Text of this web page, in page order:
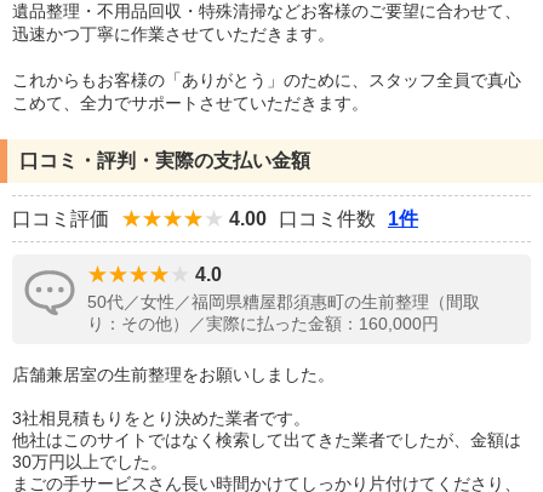
遺品整理・不用品回収・特殊清掃などお客様のご要望に合わせて、
迅速かつ丁寧に作業させていただきます。
これからもお客様の「ありがとう」のために、スタッフ全員で真心
こめて、全力でサポートさせていただきます。
口コミ・評判・実際の支払い金額
口コミ評価 4.00 口コミ件数 1件
4.0
50代／女性／福岡県糟屋郡須惠町の生前整理（間取
り：その他）／実際に払った金額：160,000円
店舗兼居室の生前整理をお願いしました。
3社相見積もりをとり決めた業者です。
他社はこのサイトではなく検索して出てきた業者でしたが、金額は
30万円以上でした。
まごの手サービスさん長い時間かけてしっかり片付けてくださり、